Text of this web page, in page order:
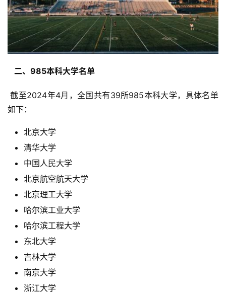
  二、985本科大学名单
截至2024年4月，全国共有39所985本科大学，具体名单
如下：
北京大学
清华大学
中国人民大学
北京航空航天大学
北京理工大学
哈尔滨工业大学
哈尔滨工程大学
东北大学
吉林大学
南京大学
浙江大学